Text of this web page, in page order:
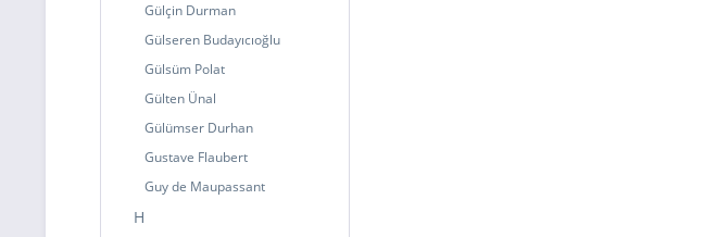
Gülçin Durman
Gülseren Budayıcıoğlu
Gülsüm Polat
Gülten Ünal
Gülümser Durhan
Gustave Flaubert
Guy de Maupassant
H